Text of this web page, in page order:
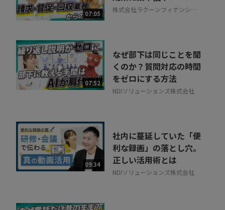
07:05
株式会社ラクーンフィナンシャ
07:52
なぜ部下は同じことを聞
くのか？質問対応の時間
をゼロにする方法
NDIソリューションズ株式会社
09:34
社内に蔓延していた「便
利な録画」の落とし穴。
正しい活用術とは
NDIソリューションズ株式会社